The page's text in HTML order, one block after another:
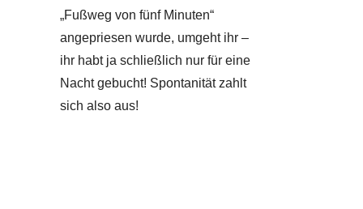
„Fußweg von fünf Minuten“
angepriesen wurde, umgeht ihr –
ihr habt ja schließlich nur für eine
Nacht gebucht! Spontanität zahlt
sich also aus!